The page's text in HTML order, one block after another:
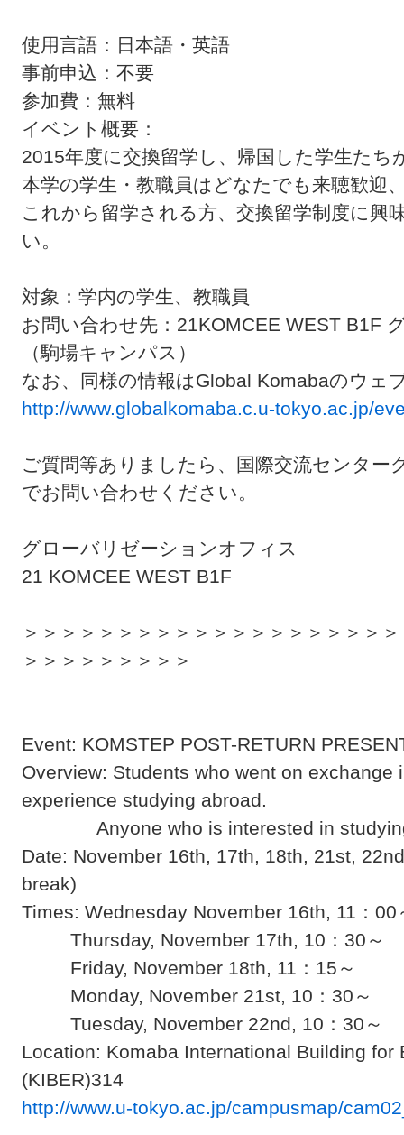
使用言語：日本語・英語
事前申込：不要
参加費：無料
イベント概要：
2015年度に交換留学し、帰国した学生たち
本学の学生・教職員はどなたでも来聴歓迎
これから留学される方、交換留学制度に興
い。
対象：学内の学生、教職員
お問い合わせ先：21KOMCEE WEST
（駒場キャンパス）
なお、同様の情報はGlobal Komabaのウェ
http://www.globalkomaba.c.u-tokyo.ac.jp/
ご質問等ありましたら、国際交流センタ
でお問い合わせください。
グローバリゼーションオフィス
21 KOMCEE WEST B1F
＞＞＞＞＞＞＞＞＞＞＞＞＞＞＞＞＞＞＞
＞＞＞＞＞＞＞＞＞
Event: KOMSTEP POST-RETURN
Overview: Students who went on
experience studying abroad.
Anyone who is interested in studying
Date: November 16th, 17th, 18th, 21st,
break)
Times: Wednesday November 16th, 11：00
Thursday, November 17th, 10：30～
Friday, November 18th, 11：15～
Monday, November 21st, 10：30～
Tuesday, November 22nd, 10：30～
Location: Komaba International Building for
(KIBER)314
http://www.u-tokyo.ac.jp/campusmap/